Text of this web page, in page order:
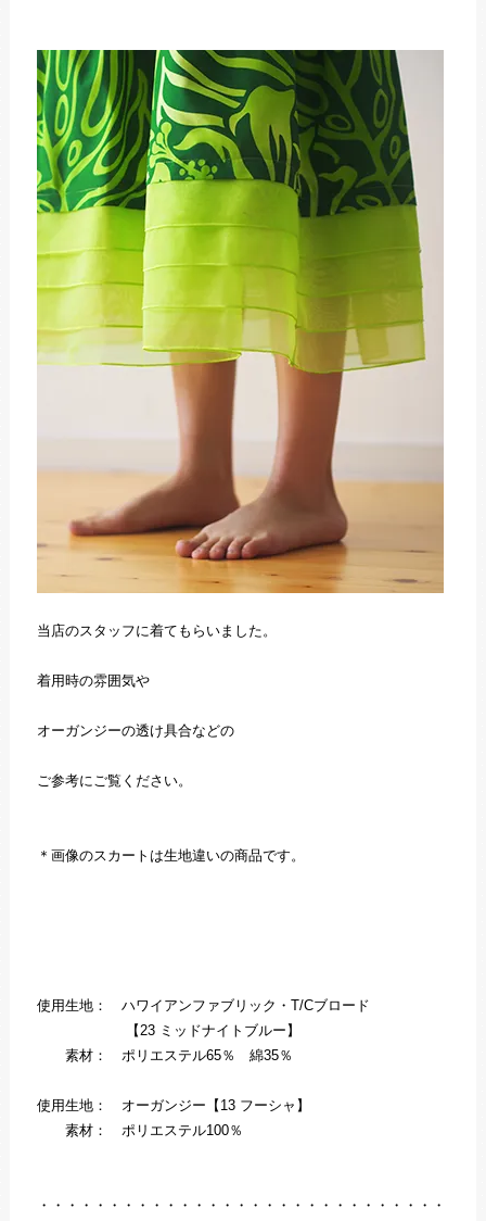
当店のスタッフに着てもらいました。
着用時の雰囲気や
オーガンジーの透け具合などの
ご参考にご覧ください。
＊画像のスカートは生地違いの商品です。
使用生地： ハワイアンファブリック・T/Cブロード
【23 ミッドナイトブルー】
素材： ポリエステル65％ 綿35％
使用生地： オーガンジー【13 フーシャ】
素材： ポリエステル100％
・・・・・・・・・・・・・・・・・・・・・・・・・・・・・